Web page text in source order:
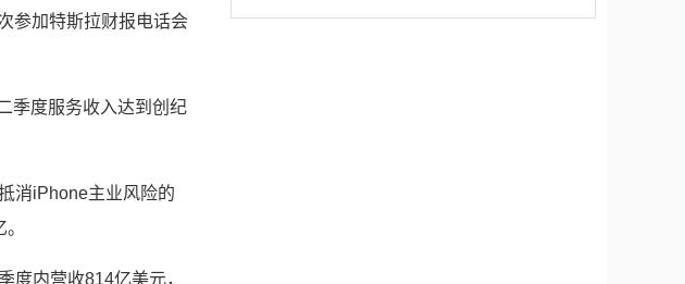
参加特斯拉财报电话会
季度服务收入达到创纪
消iPhone主业风险的
度内营收814亿美元，